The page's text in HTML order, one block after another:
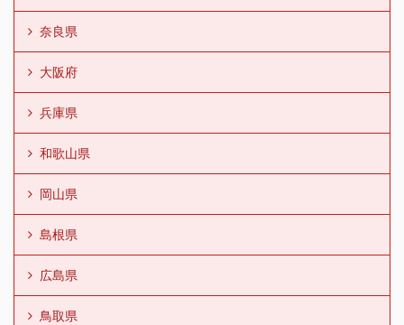
奈良県
大阪府
兵庫県
和歌山県
岡山県
島根県
広島県
鳥取県